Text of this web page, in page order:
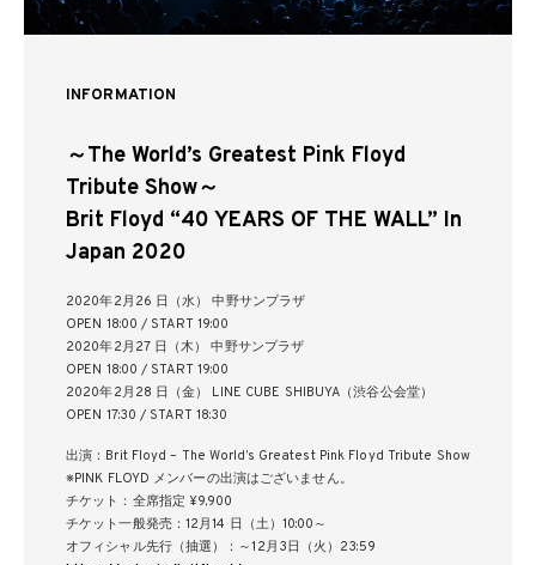
INFORMATION
～The World’s Greatest Pink Floyd
Tribute Show～
Brit Floyd “40 YEARS OF THE WALL” In
Japan 2020
2020年2月26 日（水） 中野サンプラザ
OPEN 18:00 / START 19:00
2020年2月27 日（木） 中野サンプラザ
OPEN 18:00 / START 19:00
2020年2月28 日（金） LINE CUBE SHIBUYA（渋谷公会堂）
OPEN 17:30 / START 18:30
出演：Brit Floyd – The World’s Greatest Pink Floyd Tribute Show
※PINK FLOYD メンバーの出演はございません。
チケット：全席指定 ¥9,900
チケット一般発売：12月14 日（土）10:00～
オフィシャル先行（抽選）：～12月3日（火）23:59